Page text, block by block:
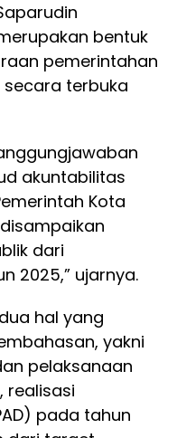
bentuk
pemerintahan
terbuka
akuntabilitas
Kota
dari
2025,” ujarnya.
hal yang
yakni
pelaksanaan
realisasi
pada tahun